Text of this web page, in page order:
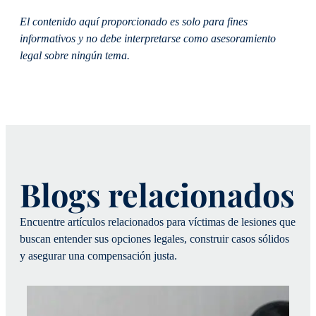
El contenido aquí proporcionado es solo para fines
informativos y no debe interpretarse como asesoramiento
legal sobre ningún tema.
Blogs relacionados
Encuentre artículos relacionados para víctimas de lesiones que
buscan entender sus opciones legales, construir casos sólidos
y asegurar una compensación justa.